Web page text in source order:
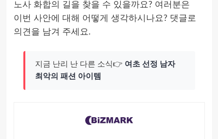
노사 화합의 길을 찾을 수 있을까요? 여러분은
이번 사안에 대해 어떻게 생각하시나요? 댓글로
의견을 남겨 주세요.
지금 난리 난 다른 소식👉 여초 선정 남자
최악의 패션 아이템